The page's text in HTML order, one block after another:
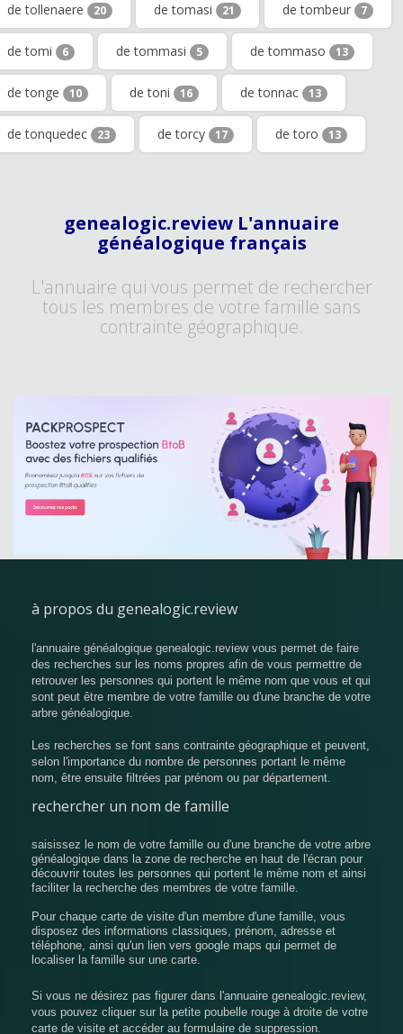
de tollenaere 20 de tomasi 21 de tombeur 7
de tomi 6 de tommasi 5 de tommaso 13
de tonge 10 de toni 16 de tonnac 13
de tonquedec 23 de torcy 17 de toro 13
genealogic.review L'annuaire
généalogique français
L'annuaire qui vous permet de rechercher
tous les membres de votre famille sans
contrainte géographique.
à propos du genealogic.review
l'annuaire généalogique genealogic.review vous permet de faire
des recherches sur les noms propres afin de vous permettre de
retrouver les personnes qui portent le même nom que vous et qui
sont peut être membre de votre famille ou d'une branche de votre
arbre généalogique.
Les recherches se font sans contrainte géographique et peuvent,
selon l'importance du nombre de personnes portant le même
nom, être ensuite filtrées par prénom ou par département.
rechercher un nom de famille
saisissez le nom de votre famille ou d'une branche de votre arbre
généalogique dans la zone de recherche en haut de l'écran pour
découvrir toutes les personnes qui portent le même nom et ainsi
faciliter la recherche des membres de votre famille.
Pour chaque carte de visite d'un membre d'une famille, vous
disposez des informations classiques, prénom, adresse et
téléphone, ainsi qu'un lien vers google maps qui permet de
localiser la famille sur une carte.
Si vous ne désirez pas figurer dans l'annuaire genealogic.review,
vous pouvez cliquer sur la petite poubelle rouge à droite de votre
carte de visite et accéder au formulaire de suppression.